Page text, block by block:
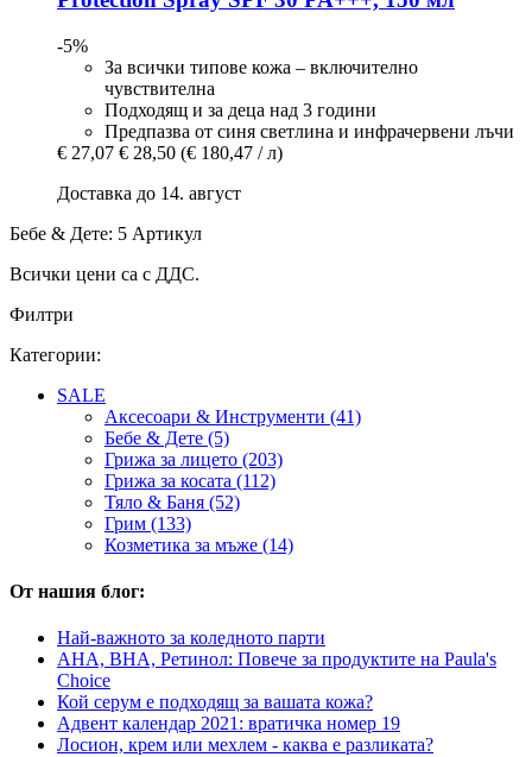
-5%
За всички типове кожа – включително
чувствителна
Подходящ и за деца над 3 години
Предпазва от синя светлина и инфрачервени лъчи
€ 27,07 € 28,50 (€ 180,47 / л)
Доставка до 14. август
Бебе & Дете: 5 Артикул
Всички цени са с ДДС.
Филтри
Категории:
SALE
Аксесоари & Инструменти (41)
Бебе & Дете (5)
Грижа за лицето (203)
Грижа за косата (112)
Тяло & Баня (52)
Грим (133)
Козметика за мъже (14)
От нашия блог:
Най-важното за коледното парти
AHA, BHA, Ретинол: Повече за продуктите на Paula's
Choice
Кой серум е подходящ за вашата кожа?
Адвент календар 2021: вратичка номер 19
Лосион, крем или мехлем - каква е разликата?